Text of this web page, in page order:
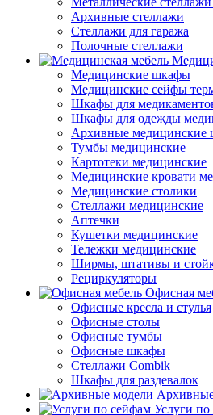
Архивные стеллажи
Стеллажи для гаража
Полочные стеллажи
Медицинские шкафы
Медицинские сейфы
Шкафы для
Шкафы для одежды
Архивные медицинские
Тумбы медицинские
Картотеки медицинские
Медицинские кровати
Медицинские столики
Стеллажи медицинские
Аптечки
Кушетки медицинские
Тележки медицинские
Ширмы, штативы и
Рециркуляторы
Офисная
Офисные кресла и стулья
Офисные столы
Офисные тумбы
Офисные шкафы
Стеллажи Combik
Шкафы для раздевалок
Услуги